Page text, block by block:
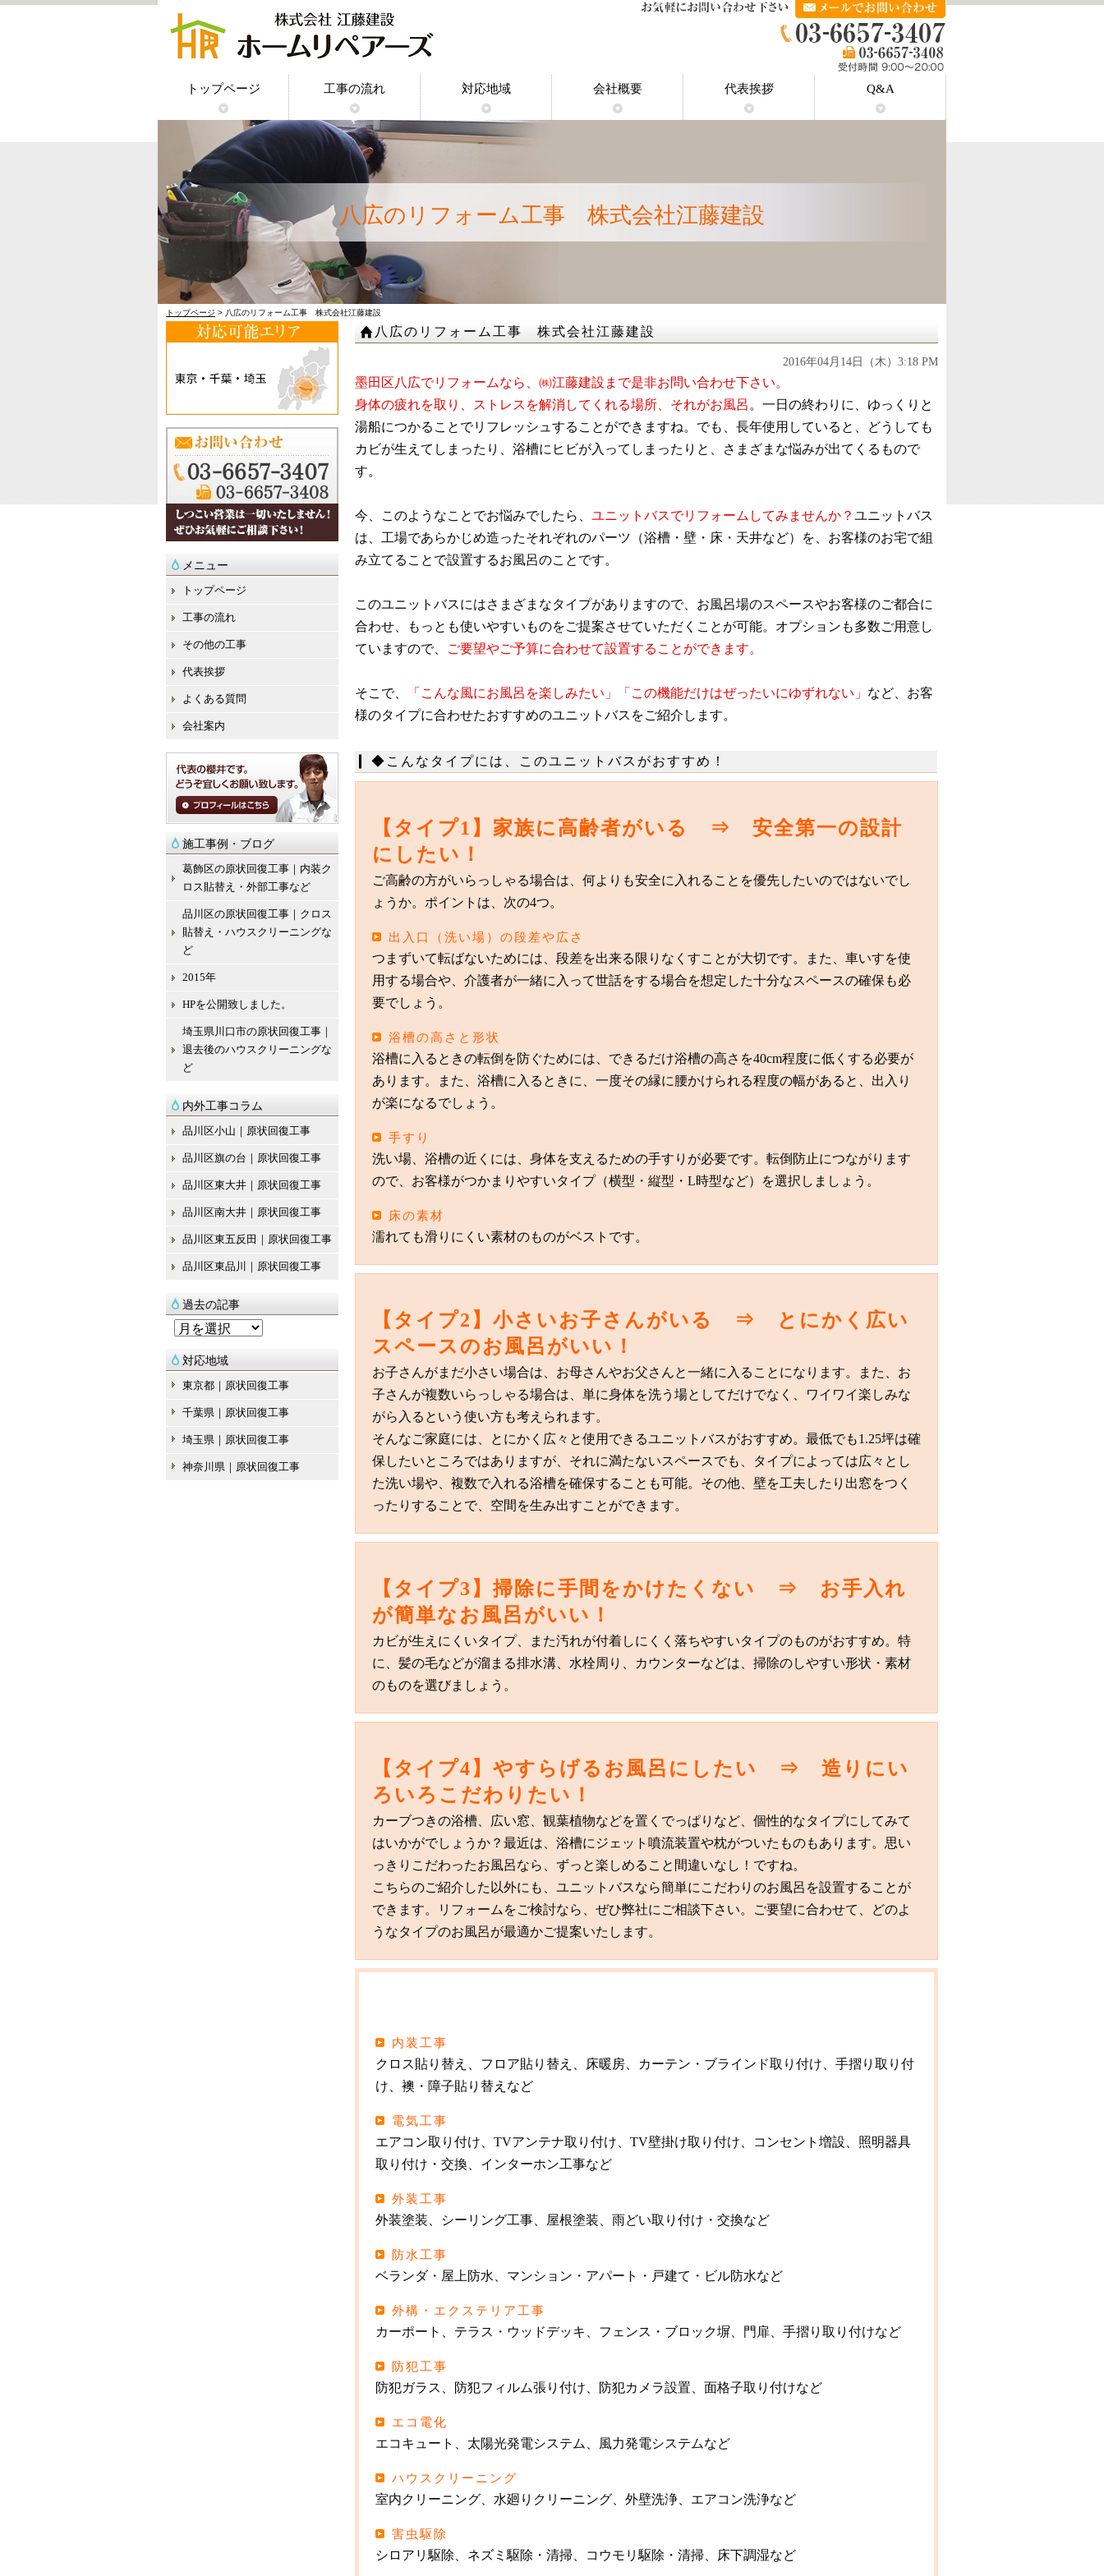
トップページ 工事の流れ 対応地域
東京都｜原状回復工事 葛飾区東金町｜原
千代田区｜原状回復工事
江戸川区｜原状回復工事
世田谷区｜原状回復工事
千葉県｜原状回復工事 市川市市川｜原状回復工事
市川市新井｜原状回復工事
市川市新田｜原状回復工事
市川市菅野｜原状回復工事
市川市鬼高｜原状回復工事
市川市相之川｜原状回復工事
埼玉県｜原状回復工事 埼玉県川口市安行｜原状回復工事
埼玉県川口市荒川町｜原状回復工事
埼玉県川口市新井町｜原状回復工事
埼玉県川口市新井宿｜原状回復工事
埼玉県川口市朝日｜原状回復工事
埼玉県川口市赤山｜原状回復工事
埼玉県川口市赤井｜原状回復工事
神奈川県｜原状回復工事
会社概要 代表挨拶 Q&A
八広のリフォーム工事 株式会社江藤建設
トップページ > 八広のリフォーム工事 株式会社江藤建設
八広のリフォーム工事 株式会社江藤建設
2016年04月14日（木）3:18 PM
墨田区八広でリフォームなら、㈱江藤建設まで是非お問い合わせ下さい。
身体の疲れを取り、ストレスを解消してくれる場所、それがお風呂 。一日の終わりに、ゆっくりと
湯船につかることでリフレッシュすることができますね。でも、長年使用していると、どうしても
カビが生えてしまったり、浴槽にヒビが入ってしまったりと、さまざまな悩みが出てくるもので
す。
今、このようなことでお悩みでしたら、 ユニットバスでリフォームしてみませんか？ ユニットバス
は、工場であらかじめ造ったそれぞれのパーツ（浴槽・壁・床・天井など）を、お客様のお宅で組
み立てることで設置するお風呂のことです。
このユニットバスにはさまざまなタイプがありますので、お風呂場のスペースやお客様のご都合に
合わせ、もっとも使いやすいものをご提案させていただくことが可能。オプションも多数ご用意し
ていますので、
ご要望やご予算に合わせて設置することができます。
そこで、 「こんな風にお風呂を楽しみたい」「この機能だけはぜったいにゆずれない」 など、お客
様のタイプに合わせたおすすめのユニットバスをご紹介します。
◆こんなタイプには、このユニットバスがおすすめ！
【タイプ1】家族に高齢者がいる ⇒ 安全第一の設計
にしたい！
ご高齢の方がいらっしゃる場合は、何よりも安全に入れることを優先したいのではないでし
ょうか。ポイントは、次の4つ。
出入口（洗い場）の段差や広さ
つまずいて転ばないためには、段差を出来る限りなくすことが大切です。また、車いすを使
用する場合や、介護者が一緒に入って世話をする場合を想定した十分なスペースの確保も必
要でしょう。
浴槽の高さと形状
浴槽に入るときの転倒を防ぐためには、できるだけ浴槽の高さを40cm程度に低くする必要が
あります。また、浴槽に入るときに、一度その縁に腰かけられる程度の幅があると、出入り
が楽になるでしょう。
手すり
洗い場、浴槽の近くには、身体を支えるための手すりが必要です。転倒防止につながります
ので、お客様がつかまりやすいタイプ（横型・縦型・L時型など）を選択しましょう。
床の素材
濡れても滑りにくい素材のものがベストです。
【タイプ2】小さいお子さんがいる ⇒ とにかく広い
スペースのお風呂がいい！
お子さんがまだ小さい場合は、お母さんやお父さんと一緒に入ることになります。また、お
子さんが複数いらっしゃる場合は、単に身体を洗う場としてだけでなく、ワイワイ楽しみな
がら入るという使い方も考えられます。
そんなご家庭には、とにかく広々と使用できるユニットバスがおすすめ。最低でも1.25坪は確
保したいところではありますが、それに満たないスペースでも、タイプによっては広々とし
た洗い場や、複数で入れる浴槽を確保することも可能。その他、壁を工夫したり出窓をつく
ったりすることで、空間を生み出すことができます。
【タイプ3】掃除に手間をかけたくない ⇒ お手入れ
が簡単なお風呂がいい！
カビが生えにくいタイプ、また汚れが付着しにくく落ちやすいタイプのものがおすすめ。特
に、髪の毛などが溜まる排水溝、水栓周り、カウンターなどは、掃除のしやすい形状・素材
のものを選びましょう。
【タイプ4】やすらげるお風呂にしたい ⇒ 造りにい
ろいろこだわりたい！
カーブつきの浴槽、広い窓、観葉植物などを置くでっぱりなど、個性的なタイプにしてみて
はいかがでしょうか？最近は、浴槽にジェット噴流装置や枕がついたものもあります。思い
っきりこだわったお風呂なら、ずっと楽しめること間違いなし！ですね。
こちらのご紹介した以外にも、ユニットバスなら簡単にこだわりのお風呂を設置することが
できます。リフォームをご検討なら、ぜひ弊社にご相談下さい。ご要望に合わせて、どのよ
うなタイプのお風呂が最適かご提案いたします。
内装工事
クロス貼り替え、フロア貼り替え、床暖房、カーテン・ブラインド取り付け、手摺り取り付
け、襖・障子貼り替えなど
電気工事
エアコン取り付け、TVアンテナ取り付け、TV壁掛け取り付け、コンセント増設、照明器具
取り付け・交換、インターホン工事など
外装工事
外装塗装、シーリング工事、屋根塗装、雨どい取り付け・交換など
防水工事
ベランダ・屋上防水、マンション・アパート・戸建て・ビル防水など
外構・エクステリア工事
カーポート、テラス・ウッドデッキ、フェンス・ブロック塀、門扉、手摺り取り付けなど
防犯工事
防犯ガラス、防犯フィルム張り付け、防犯カメラ設置、面格子取り付けなど
エコ電化
エコキュート、太陽光発電システム、風力発電システムなど
ハウスクリーニング
室内クリーニング、水廻りクリーニング、外壁洗浄、エアコン洗浄など
害虫駆除
シロアリ駆除、ネズミ駆除・清掃、コウモリ駆除・清掃、床下調湿など
メニュー
トップページ
工事の流れ
その他の工事
代表挨拶
よくある質問
会社案内
施工事例・ブログ
葛飾区の原状回復工事｜内装ク
ロス貼替え・外部工事など
品川区の原状回復工事｜クロス
貼替え・ハウスクリーニングな
ど
2015年
HPを公開致しました。
埼玉県川口市の原状回復工事｜
退去後のハウスクリーニングな
ど
内外工事コラム
品川区小山｜原状回復工事
品川区旗の台｜原状回復工事
品川区東大井｜原状回復工事
品川区南大井｜原状回復工事
品川区東五反田｜原状回復工事
品川区東品川｜原状回復工事
過去の記事
の
事
対応地域
東京都｜原状回復工事
千葉県｜原状回復工事
埼玉県｜原状回復工事
神奈川県｜原状回復工事